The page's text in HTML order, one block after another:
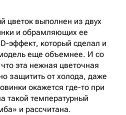
цветок выполнен из двух
и обрамляющих ее
эффект, который сделал и
еще объемнее. И со
эта нежная цветочная
защитить от холода, даже
окажется где-то при
такой температурный
и рассчитана.